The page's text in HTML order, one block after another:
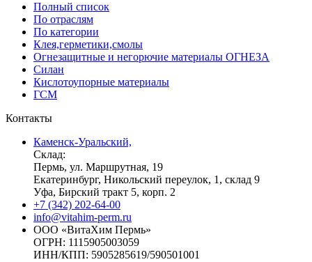
Полный список
По отраслям
По категории
Клея,герметики,смолы
Огнезащитные и негорючие материалы ОГНЕЗА
Силан
Кислотоупорные материалы
ГСМ
Контакты
Каменск-Уральский,
Склад:
Пермь, ул. Маршрутная, 19
Екатеринбург, Никольский переулок, 1, склад 9
Уфа, Бирский тракт 5, корп. 2
+7 (342) 202-64-00
info@vitahim-perm.ru
ООО «ВитаХим Пермь»
ОГРН: 1115905003059
ИНН/КПП: 5905285619/590501001